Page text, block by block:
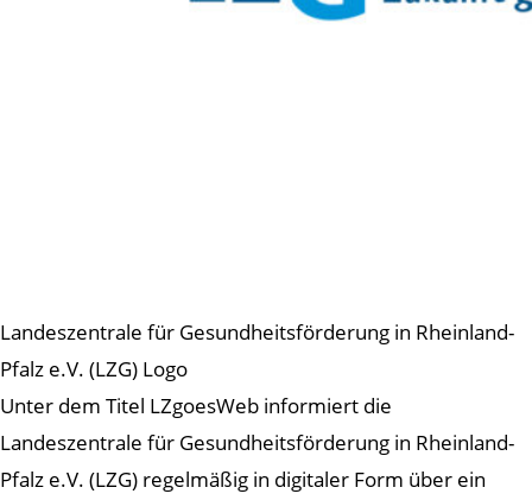
Landeszentrale für Gesundheitsförderung in Rheinland-
Pfalz e.V. (LZG) Logo
Unter dem Titel LZgoesWeb informiert die
Landeszentrale für Gesundheitsförderung in Rheinland-
Pfalz e.V. (LZG) regelmäßig in digitaler Form über ein